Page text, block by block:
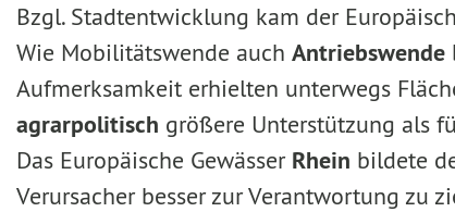
Bzgl. Stadtentwicklung kam der
Wie Mobilitätswende auch Antriebswende
Aufmerksamkeit erhielten unterwegs
agrarpolitisch größere Unterstützung als
Das Europäische Gewässer Rhein bildete
Verursacher besser zur Verantwortung zu